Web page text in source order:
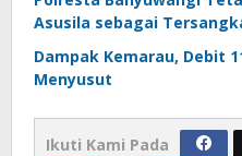
Asusila sebagai
Dampak Kemarau, Debit
Menyusut
Ikuti Kami Pada